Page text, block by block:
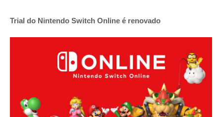
Trial do Nintendo Switch Online é renovado